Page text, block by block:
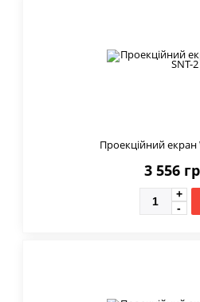
Проекційний екран
3 556